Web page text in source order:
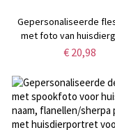
Gepersonaliseerde
met foto van
opener met
housewarming-/
voor
€ 20,98